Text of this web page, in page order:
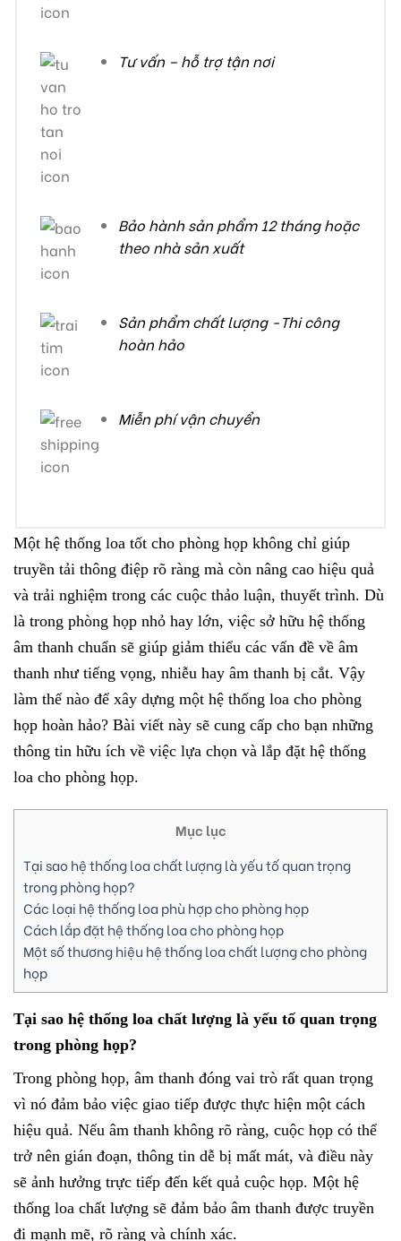
Tư vấn – hỗ trợ tận nơi
Bảo hành sản phẩm 12 tháng hoặc
theo nhà sản xuất
Sản phẩm chất lượng -Thi công
hoàn hảo
Miễn phí vận chuyển
Một hệ thống loa tốt cho phòng họp không chỉ giúp
truyền tải thông điệp rõ ràng mà còn nâng cao hiệu quả
và trải nghiệm trong các cuộc thảo luận, thuyết trình. Dù
là trong phòng họp nhỏ hay lớn, việc sở hữu hệ thống
âm thanh chuẩn sẽ giúp giảm thiểu các vấn đề về âm
thanh như tiếng vọng, nhiễu hay âm thanh bị cắt. Vậy
làm thế nào để xây dựng một hệ thống loa cho phòng
họp hoàn hảo? Bài viết này sẽ cung cấp cho bạn những
thông tin hữu ích về việc lựa chọn và lắp đặt hệ thống
loa cho phòng họp.
Mục lục
Tại sao hệ thống loa chất lượng là yếu tố quan trọng
trong phòng họp?
Các loại hệ thống loa phù hợp cho phòng họp
Cách lắp đặt hệ thống loa cho phòng họp
Một số thương hiệu hệ thống loa chất lượng cho phòng
họp
Tại sao hệ thống loa chất lượng là yếu tố quan trọng
trong phòng họp?
Trong phòng họp, âm thanh đóng vai trò rất quan trọng
vì nó đảm bảo việc giao tiếp được thực hiện một cách
hiệu quả. Nếu âm thanh không rõ ràng, cuộc họp có thể
trở nên gián đoạn, thông tin dễ bị mất mát, và điều này
sẽ ảnh hưởng trực tiếp đến kết quả cuộc họp. Một hệ
thống loa chất lượng sẽ đảm bảo âm thanh được truyền
đi mạnh mẽ, rõ ràng và chính xác.